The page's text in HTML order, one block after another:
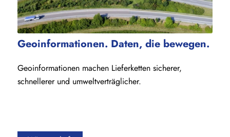
Geoinformationen. Daten, die bewegen.
Geoinformationen machen Lieferketten sicherer,
schnellerer und umweltverträglicher.